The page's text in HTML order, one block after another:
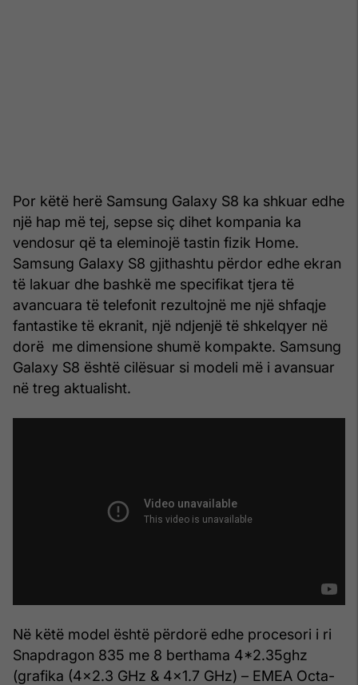
Por këtë herë Samsung Galaxy S8 ka shkuar edhe
një hap më tej, sepse siç dihet kompania ka
vendosur që ta eleminojë tastin fizik Home.
Samsung Galaxy S8 gjithashtu përdor edhe ekran
të lakuar dhe bashkë me specifikat tjera të
avancuara të telefonit rezultojnë me një shfaqje
fantastike të ekranit, një ndjenjë të shkelqyer në
dorë me dimensione shumë kompakte. Samsung
Galaxy S8 është cilësuar si modeli më i avansuar
në treg aktualisht.
Në këtë model është përdorë edhe procesori i ri
Snapdragon 835 me 8 berthama 4*2.35ghz
(grafika (4x2.3 GHz & 4x1.7 GHz) – EMEA Octa-